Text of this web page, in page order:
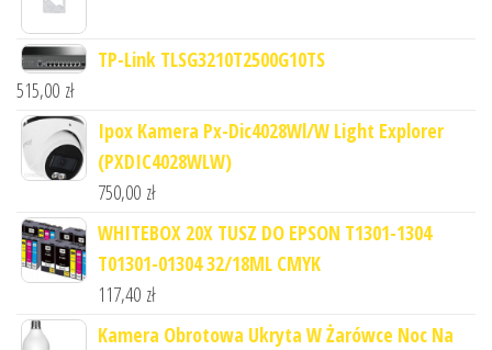
TP-Link TLSG3210T2500G10TS
515,00 zł
Ipox Kamera Px-Dic4028Wl/W Light Explorer
(PXDIC4028WLW)
750,00 zł
WHITEBOX 20X TUSZ DO EPSON T1301-1304
T01301-01304 32/18ML CMYK
117,40 zł
Kamera Obrotowa Ukryta W Żarówce Noc Na